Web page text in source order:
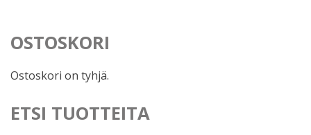
OSTOSKORI
Ostoskori on tyhjä.
ETSI TUOTTEITA